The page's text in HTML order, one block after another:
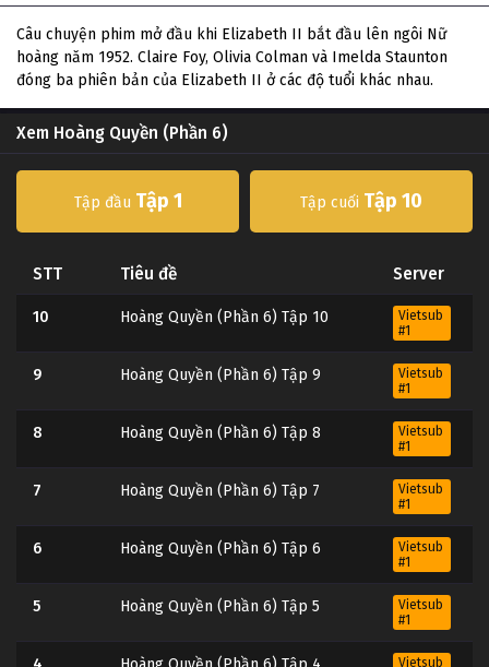
Câu chuyện phim mở đầu khi Elizabeth II bắt đầu lên ngôi Nữ
hoàng năm 1952. Claire Foy, Olivia Colman và Imelda Staunton
đóng ba phiên bản của Elizabeth II ở các độ tuổi khác nhau.
Xem Hoàng Quyền (Phần 6)
Tập đầu Tập 1 Tập cuối Tập 10
STT Tiêu đề Server
10 Hoàng Quyền (Phần 6) Tập 10
Vietsub
#1
9 Hoàng Quyền (Phần 6) Tập 9
Vietsub
#1
8 Hoàng Quyền (Phần 6) Tập 8
Vietsub
#1
7 Hoàng Quyền (Phần 6) Tập 7
Vietsub
#1
6 Hoàng Quyền (Phần 6) Tập 6
Vietsub
#1
5 Hoàng Quyền (Phần 6) Tập 5
Vietsub
#1
Vietsub